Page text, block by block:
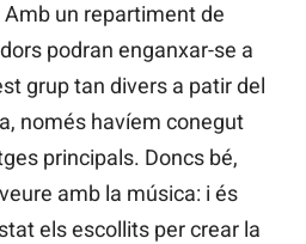
Amb un repartiment de
podran enganxar-se a
grup tan divers a patir del
només havíem conegut
principals. Doncs bé,
amb la música: i és
els escollits per crear la